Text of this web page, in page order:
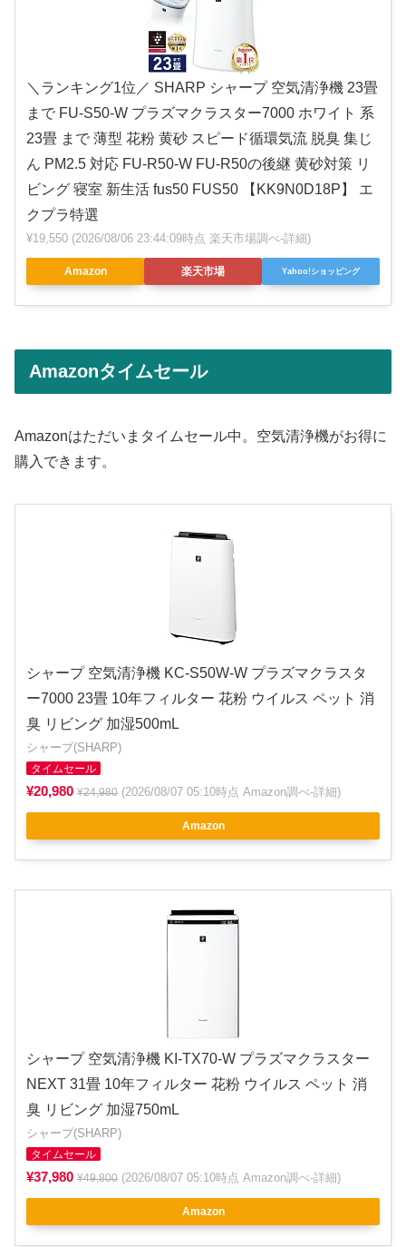
＼ランキング1位／ SHARP シャープ 空気清浄機 23畳
まで FU-S50-W プラズマクラスター7000 ホワイト 系
23畳 まで 薄型 花粉 黄砂 スピード循環気流 脱臭 集じ
ん PM2.5 対応 FU-R50-W FU-R50の後継 黄砂対策 リ
ビング 寝室 新生活 fus50 FUS50 【KK9N0D18P】 エ
クプラ特選
¥19,550 (2026/08/06 23:44:09時点 楽天市場調べ-詳細)
Amazon 楽天市場 Yahoo!ショッピング
Amazonタイムセール
Amazonはただいまタイムセール中。空気清浄機がお得に
購入できます。
シャープ 空気清浄機 KC-S50W-W プラズマクラスタ
ー7000 23畳 10年フィルター 花粉 ウイルス ペット 消
臭 リビング 加湿500mL
シャープ(SHARP)
タイムセール
¥20,980 ¥24,980 (2026/08/07 05:10時点 Amazon調べ-詳細)
Amazon
シャープ 空気清浄機 KI-TX70-W プラズマクラスター
NEXT 31畳 10年フィルター 花粉 ウイルス ペット 消
臭 リビング 加湿750mL
シャープ(SHARP)
タイムセール
¥37,980 ¥49,800 (2026/08/07 05:10時点 Amazon調べ-詳細)
Amazon